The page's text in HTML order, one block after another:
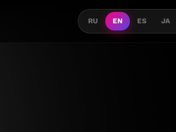
RU EN ES JA